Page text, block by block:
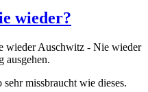
wieder?
wieder Auschwitz - Nie wieder
ausgehen.
missbraucht wie dieses.